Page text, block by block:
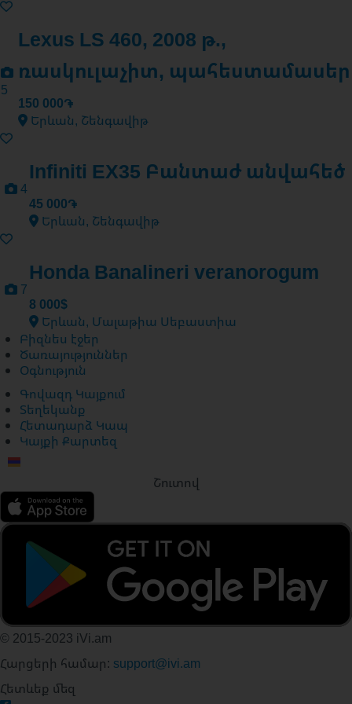
5
Lexus LS 460, 2008 թ.,
ռասկուլաչիտ, պահեստամասեր
150 000֏
Երևան, Շենգավիթ
4
Infiniti EX35 Բանտաժ անվահեծ
45 000֏
Երևան, Շենգավիթ
7
Honda Banalineri veranorogum
8 000$
Երևան, Մալաթիա Սեբաստիա
Բիզնես էջեր
Ծառայություններ
Օգնություն
Գովազդ Կայքում
Տեղեկանք
Հետադարձ Կապ
Կայքի Քարտեզ
Շուտով
© 2015-2023 iVi.am
Հարցերի համար: support@ivi.am
Հետևեք մեզ